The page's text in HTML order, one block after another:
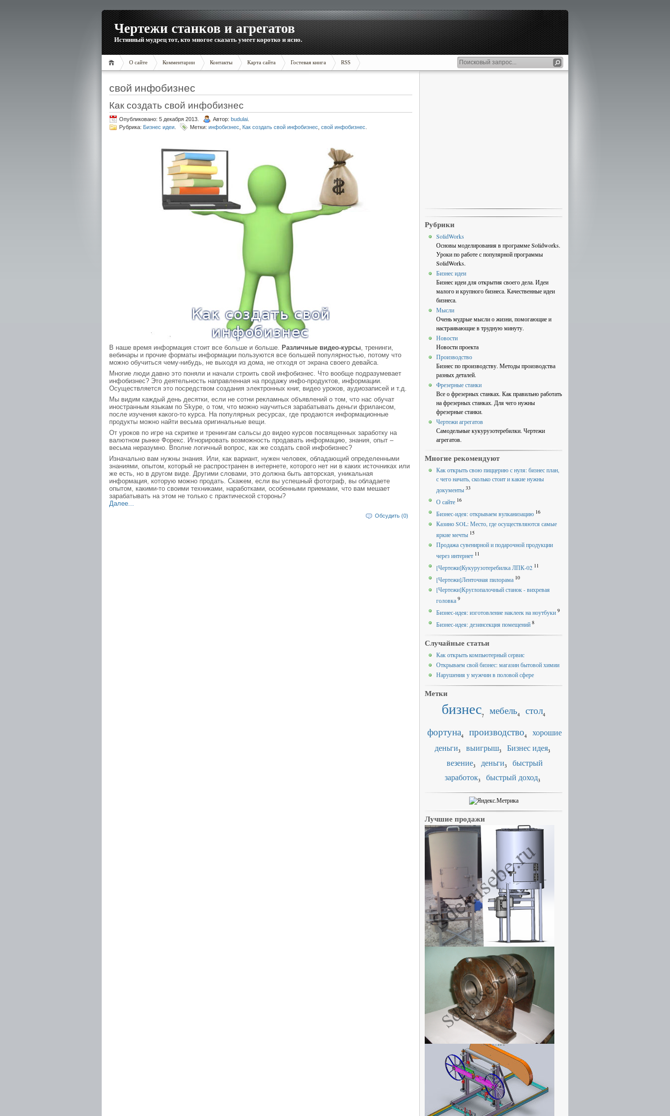
Чертежи станков и агрегатов
Истинный мудрец тот, кто многое сказать умеет коротко и ясно.
О сайте Комментарии Контакты Карта сайта Гостевая книга RSS
свой инфобизнес
Как создать свой инфобизнес
Опубликовано: 5 декабря 2013. Автор: budulai
Рубрика: Бизнес идеи Метки: инфобизнес Как создать свой инфобизнес свой инфобизнес
В наше время информация стоит все больше и больше. Различные видео-курсы, тренинги,
вебинары и прочие форматы информации пользуются все большей популярностью, потому что
можно обучиться чему-нибудь, не выходя из дома, не отходя от экрана своего девайса.
Многие люди давно это поняли и начали строить свой инфобизнес. Что вообще подразумевает
инфобизнес? Это деятельность направленная на продажу инфо-продуктов, информации.
Осуществляется это посредством создания электронных книг, видео уроков, аудиозаписей и т.д.
Мы видим каждый день десятки, если не сотни рекламных объявлений о том, что нас обучат
иностранным языкам по Skype, о том, что можно научиться зарабатывать деньги фрилансом,
после изучения какого-то курса. На популярных ресурсах, где продаются информационные
продукты можно найти весьма оригинальные вещи.
От уроков по игре на скрипке и тренингам сальсы до видео курсов посвященных заработку на
валютном рынке Форекс. Игнорировать возможность продавать информацию, знания, опыт –
весьма неразумно. Вполне логичный вопрос, как же создать свой инфобизнес?
Изначально вам нужны знания. Или, как вариант, нужен человек, обладающий определенными
знаниями, опытом, который не распространен в интернете, которого нет ни в каких источниках или
же есть, но в другом виде. Другими словами, это должна быть авторская, уникальная
информация, которую можно продать. Скажем, если вы успешный фотограф, вы обладаете
опытом, какими-то своими техниками, наработками, особенными приемами, что вам мешает
зарабатывать на этом не только с практической стороны?
Далее...
Обсудить (0)
Рубрики
SolidWorks
Основы моделирования в программе Solidworks.
Уроки по работе с популярной программы
SolidWorks.
Бизнес идеи
Бизнес идеи для открытия своего дела. Идеи
малого и крупного бизнеса. Качественные идеи
бизнеса.
Мысли
Очень мудрые мысли о жизни, помогающие и
настраивающие в трудную минуту.
Новости
Новости проекта
Производство
Бизнес по производству. Методы производства
разных деталей.
Фрезерные станки
Все о фрезерных станках. Как правильно работать
на фрезерных станках. Для чего нужны
фрезерные станки.
Чертежи агрегатов
Самодельные кукурузотеребилки. Чертежи
агрегатов.
Многие рекомендуют
Как открыть свою пиццерию с нуля: бизнес план,
с чего начать, сколько стоит и какие нужны
документы 33
О сайте 16
Бизнес-идея: открываем вулканизацию 16
Казино SOL: Место, где осуществляются самые
яркие мечты 15
Продажа сувенирной и подарочной продукции
через интернет 11
[Чертежи]Кукурузотеребилка ЛПК-02 11
[Чертежи]Ленточная пилорама 10
[Чертежи]Круглопалочный станок - вихревая
головка 9
Бизнес-идея: изготовление наклеек на ноутбуки 9
Бизнес-идея: дезинсекция помещений 8
Случайные статьи
Как открыть компьютерный сервис
Открываем свой бизнес: магазин бытовой химии
Нарушения у мужчин в половой сфере
Метки
бизнес7 мебель4 стол4
фортуна4 производство4
хорошие
деньги3 выигрыш3 Бизнес идея3
везение3 деньги3
быстрый
заработок3 быстрый доход3
Лучшие продажи